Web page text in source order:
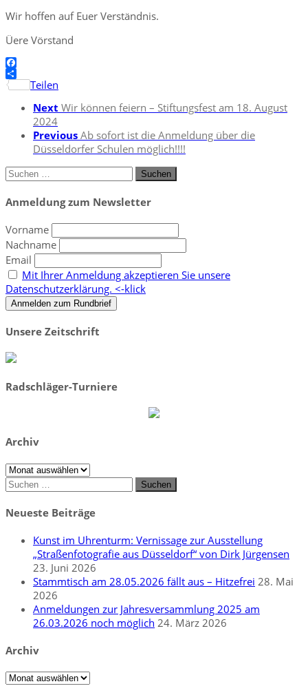
Wir hoffen auf Euer Verständnis.
Üere Vörstand
Facebook
Teilen
Next Wir können feiern – Stiftungsfest am 18. August
2024
Previous Ab sofort ist die Anmeldung über die
Düsseldorfer Schulen möglich!!!!
Suchen
Anmeldung zum Newsletter
Vorname
Nachname
Email
Mit Ihrer Anmeldung akzeptieren Sie unsere
Datenschutzerklärung. <-klick
Unsere Zeitschrift
Radschläger-Turniere
Archiv
Archiv
Suchen
nach:
Neueste Beiträge
Kunst im Uhrenturm: Vernissage zur Ausstellung
„Straßenfotografie aus Düsseldorf“ von Dirk Jürgensen
23. Juni 2026
Stammtisch am 28.05.2026 fällt aus – Hitzefrei 28. Mai
2026
Anmeldungen zur Jahresversammlung 2025 am
26.03.2026 noch möglich 24. März 2026
Archiv
Archiv